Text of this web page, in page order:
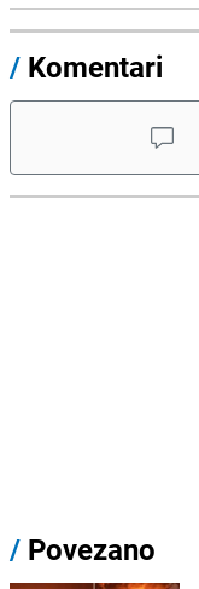
/ Komentari
/ Povezano